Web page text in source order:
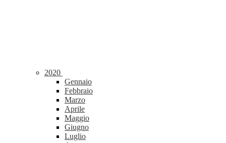
2020
Gennaio
Febbraio
Marzo
Aprile
Maggio
Giugno
Luglio